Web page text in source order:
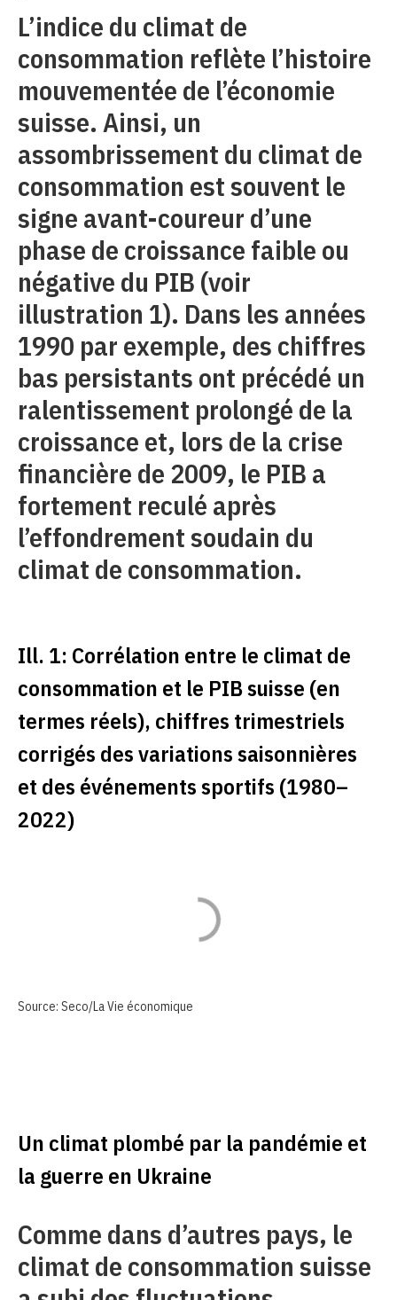
L’indice du climat de
consommation reflète l’histoire
mouvementée de l’économie
suisse. Ainsi, un
assombrissement du climat de
consommation est souvent le
signe avant-coureur d’une
phase de croissance faible ou
négative du PIB (voir
illustration 1). Dans les années
1990 par exemple, des chiffres
bas persistants ont précédé un
ralentissement prolongé de la
croissance et, lors de la crise
financière de 2009, le PIB a
fortement reculé après
l’effondrement soudain du
climat de consommation.
Ill. 1: Corrélation entre le climat de
consommation et le PIB suisse (en
termes réels), chiffres trimestriels
corrigés des variations saisonnières
et des événements sportifs (1980–
2022)
Source: Seco/La Vie économique
Un climat plombé par la pandémie et
la guerre en Ukraine
Comme dans d’autres pays, le
climat de consommation suisse